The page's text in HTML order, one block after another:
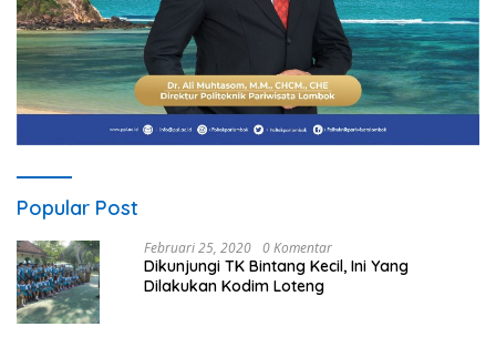
Popular Post
Februari 25, 2020 0 Komentar
Dikunjungi TK Bintang Kecil, Ini Yang
Dilakukan Kodim Loteng